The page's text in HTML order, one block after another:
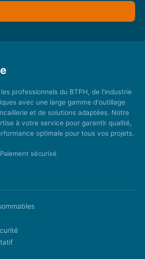
professionnels du BTPH, de l'industrie
avec une large gamme d'outillage
et de solutions adaptées. Notre
à votre service pour garantir qualité,
optimale pour tous vos projets.
Paiement sécurisé